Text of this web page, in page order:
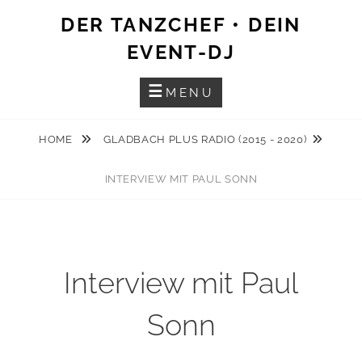
DER TANZCHEF • DEIN
EVENT-DJ
MENU
HOME GLADBACH PLUS RADIO (2015 - 2020)
INTERVIEW MIT PAUL SONN
Interview mit Paul
Sonn